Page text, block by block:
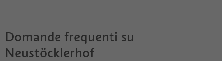
Domande frequenti su
Neustöcklerhof